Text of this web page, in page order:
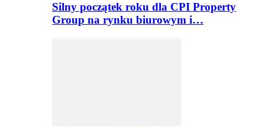
Silny początek roku dla CPI Property
Group na rynku biurowym i…